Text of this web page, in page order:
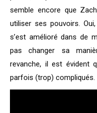
semble encore que
utiliser ses pouvoirs.
s’est amélioré dans de
pas changer sa
revanche, il est évident
parfois (trop) compliqués.